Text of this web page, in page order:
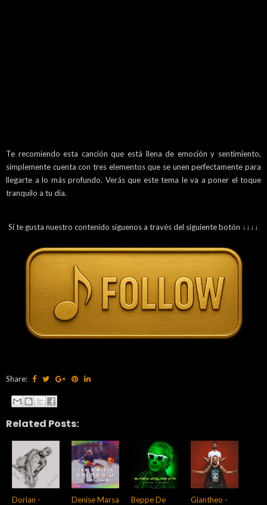
Te recomiendo esta canción que está llena de emoción y sentimiento,
simplemente cuenta con tres elementos que se unen perfectamente para
llegarte a lo más profundo. Verás que este tema le va a poner el toque
tranquilo a tu día.
Sí te gusta nuestro contenido síguenos a través del siguiente botón ↓↓↓↓
Share:
Related Posts:
Dorian -
Denise Marsa
Beppe De
Giantheo -